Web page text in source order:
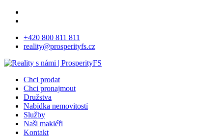
Skip
content+420 800 811 811
reality@prosperityfs.cz
Menu
Chci prodat
Chci pronajmout
Družstva
Nabídka nemovitostí
Služby
Naši makléři
Kontakt